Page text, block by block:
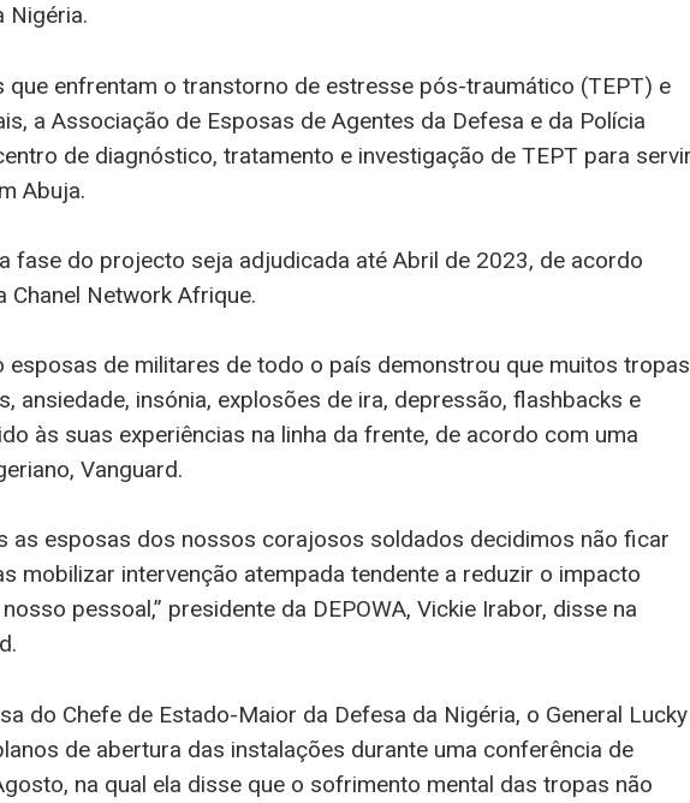
Nigéria.
que enfrentam o transtorno de estresse pós-traumático (TEPT) e
a Associação de Esposas de Agentes da Defesa e da Polícia
de diagnóstico, tratamento e investigação de TEPT para
Abuja.
fase do projecto seja adjudicada até Abril de 2023, de acordo
Network Afrique.
esposas de militares de todo o país demonstrou que muitos tropas
ansiedade, insónia, explosões de ira, depressão, flashbacks e
às suas experiências na linha da frente, de acordo com uma
Vanguard.
as esposas dos nossos corajosos soldados decidimos não ficar
mobilizar intervenção atempada tendente a reduzir o impacto
pessoal,” presidente da DEPOWA, Vickie Irabor, disse na
do Chefe de Estado-Maior da Defesa da Nigéria, o General Lucky
de abertura das instalações durante uma conferência de
na qual ela disse que o sofrimento mental das tropas não